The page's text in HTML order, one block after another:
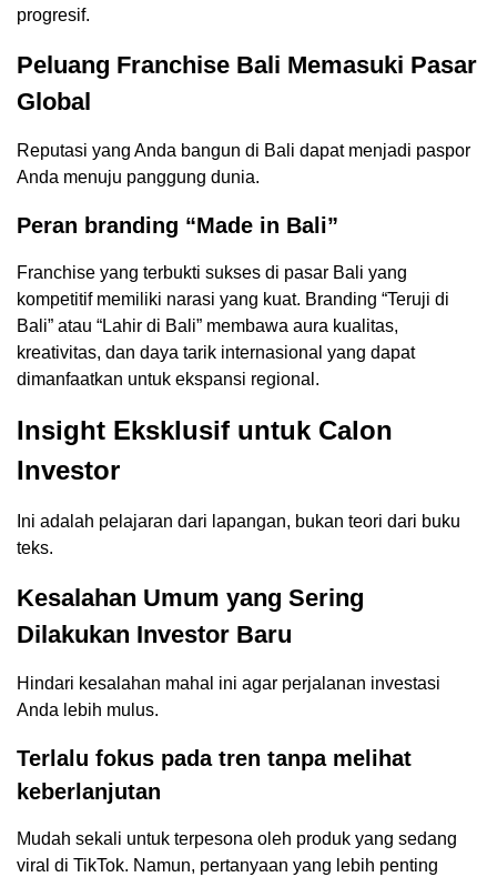
progresif.
Peluang Franchise Bali Memasuki Pasar
Global
Reputasi yang Anda bangun di Bali dapat menjadi paspor
Anda menuju panggung dunia.
Peran branding “Made in Bali”
Franchise yang terbukti sukses di pasar Bali yang
kompetitif memiliki narasi yang kuat. Branding “Teruji di
Bali” atau “Lahir di Bali” membawa aura kualitas,
kreativitas, dan daya tarik internasional yang dapat
dimanfaatkan untuk ekspansi regional.
Insight Eksklusif untuk Calon
Investor
Ini adalah pelajaran dari lapangan, bukan teori dari buku
teks.
Kesalahan Umum yang Sering
Dilakukan Investor Baru
Hindari kesalahan mahal ini agar perjalanan investasi
Anda lebih mulus.
Terlalu fokus pada tren tanpa melihat
keberlanjutan
Mudah sekali untuk terpesona oleh produk yang sedang
viral di TikTok. Namun, pertanyaan yang lebih penting